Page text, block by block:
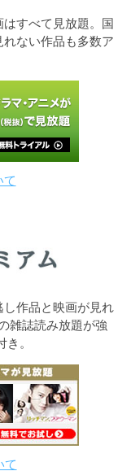
すべて見放題。国
ない作品も多数ア
て
作品と映画が見れ
雑誌読み放題が強
。
て